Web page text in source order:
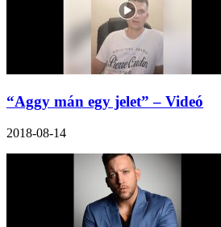
“Aggy mán egy jelet” – Videó
2018-08-14